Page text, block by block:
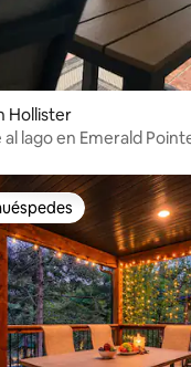
Hollister
lago en Emerald